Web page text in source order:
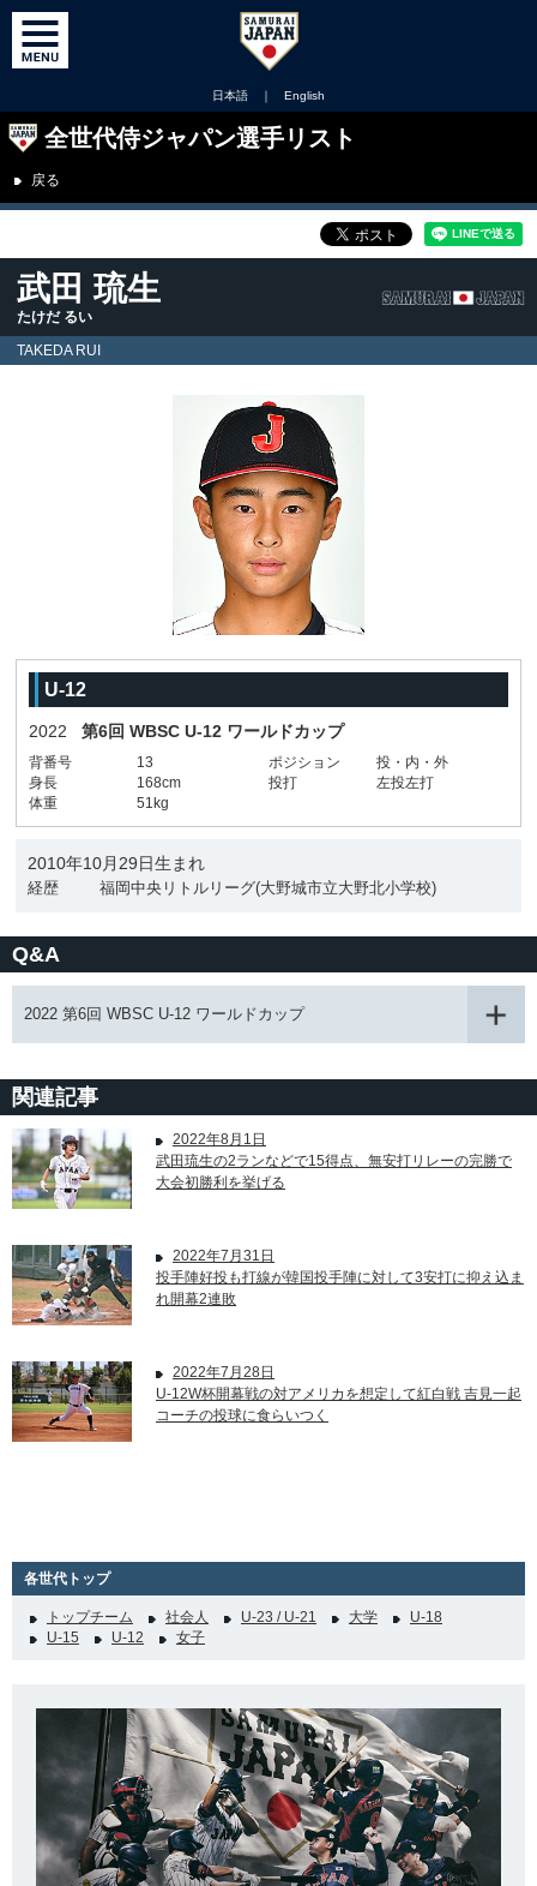
日本語 ｜ English
全世代侍ジャパン選手リスト
戻る
武田 琉生
たけだ るい
TAKEDA RUI
U-12
2022 第6回 WBSC U-12 ワールドカップ
背番号 13 ポジション
投・内・外
身長
168cm 投打
左投左打
体重
51kg
2010年10月29日生まれ
経歴 福岡中央リトルリーグ(大野城市立大野北小学校)
Q&A
2022 第6回 WBSC U-12 ワールドカップ
関連記事
2022年8月1日
武田琉生の2ランなどで15得点、無安打リレーの完勝で
大会初勝利を挙げる
2022年7月31日
投手陣好投も打線が韓国投手陣に対して3安打に抑え込ま
れ開幕2連敗
2022年7月28日
U-12W杯開幕戦の対アメリカを想定して紅白戦 吉見一起
コーチの投球に食らいつく
各世代トップ
トップチーム 社会人 U-23 / U-21 大学
U-18
U-15
U-12 女子